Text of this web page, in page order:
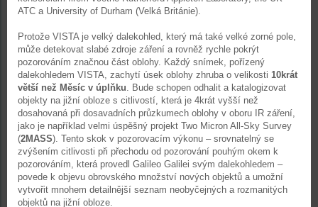
ATC a University of Durham (Velká Británie).
Protože VISTA je velký dalekohled, který má také velké zorné pole,
může detekovat slabé zdroje záření a rovněž rychle pokrýt
pozorováním značnou část oblohy. Každý snímek, pořízený
dalekohledem VISTA, zachytí úsek oblohy zhruba o velikosti 10krát
větší než Měsíc v úplňku. Bude schopen odhalit a katalogizovat
objekty na jižní obloze s citlivostí, která je 4krát vyšší než
dosahovaná při dosavadních průzkumech oblohy v oboru IR záření,
jako je například velmi úspěšný projekt Two Micron All-Sky Survey
(2MASS). Tento skok v pozorovacím výkonu – srovnatelný se
zvýšením citlivosti při přechodu od pozorování pouhým okem k
pozorováním, která provedl Galileo Galilei svým dalekohledem –
povede k objevu obrovského množství nových objektů a umožní
vytvořit mnohem detailnější seznam neobyčejných a rozmanitých
objektů na jižní obloze.